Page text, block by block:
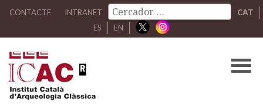
CONTACTE INTRANET
CAT
ES
EN